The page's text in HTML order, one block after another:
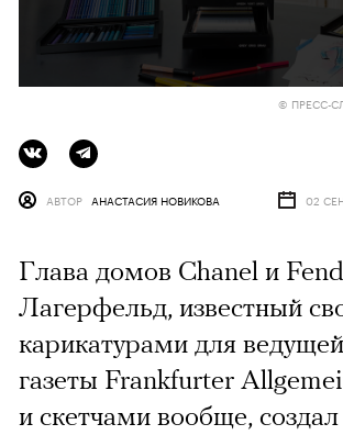
© ПРЕСС-
АВТОР АНАСТАСИЯ НОВИКОВА 02
Глава домов Chanel и
Лагерфельд, известный
карикатурами для
газеты Frankfurter
и скетчами вообще,